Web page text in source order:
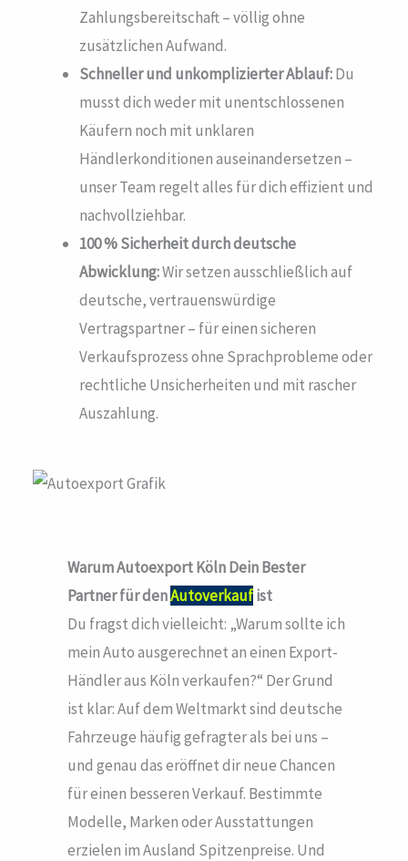
Zahlungsbereitschaft – völlig ohne
zusätzlichen Aufwand.
Schneller und unkomplizierter Ablauf:Du
musst dich weder mit unentschlossenen
Käufern noch mit unklaren
Händlerkonditionen auseinandersetzen –
unser Team regelt alles für dich effizient und
nachvollziehbar.
100 % Sicherheit durch deutsche
Abwicklung:Wir setzen ausschließlich auf
deutsche, vertrauenswürdige
Vertragspartner – für einen sicheren
Verkaufsprozess ohne Sprachprobleme oder
rechtliche Unsicherheiten und mit rascher
Auszahlung.
Warum Autoexport KölnDein Bester
Partner für denAutoverkaufist
Du fragst dich vielleicht: „Warum sollte ich
mein Auto ausgerechnet an einen Export-
Händler aus Köln verkaufen?“ Der Grund
ist klar: Auf dem Weltmarkt sind deutsche
Fahrzeuge häufig gefragter als bei uns –
und genau das eröffnet dir neue Chancen
für einen besseren Verkauf. Bestimmte
Modelle, Marken oder Ausstattungen
erzielen im Ausland Spitzenpreise. Und